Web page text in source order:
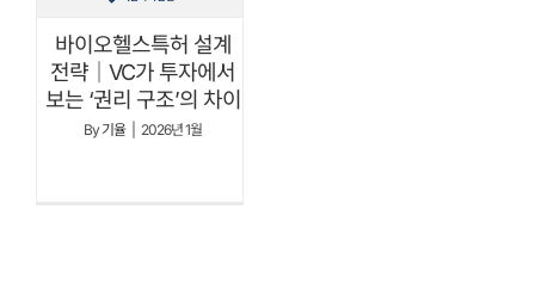
바이오헬스특허 설계
전략｜VC가 투자에서
보는 ‘권리 구조’의 차이
By기율 2026년 1월